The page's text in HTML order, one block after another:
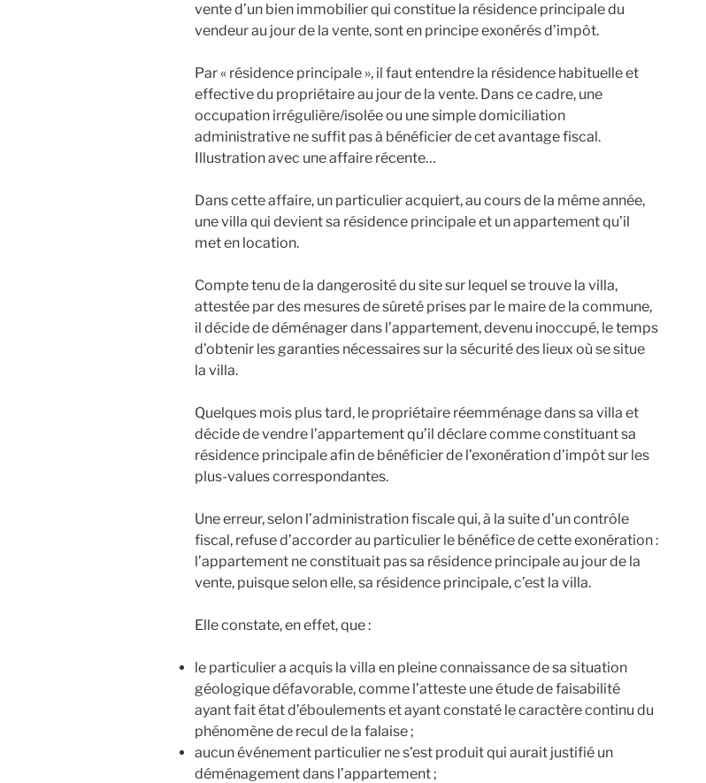
vente d’un bien immobilier qui constitue la résidence principale du
vendeur au jour de la vente, sont en principe exonérés d’impôt.
Par « résidence principale », il faut entendre la résidence habituelle et
effective du propriétaire au jour de la vente. Dans ce cadre, une
occupation irrégulière/isolée ou une simple domiciliation
administrative ne suffit pas à bénéficier de cet avantage fiscal.
Illustration avec une affaire récente…
Dans cette affaire, un particulier acquiert, au cours de la même année,
une villa qui devient sa résidence principale et un appartement qu’il
met en location.
Compte tenu de la dangerosité du site sur lequel se trouve la villa,
attestée par des mesures de sûreté prises par le maire de la commune,
il décide de déménager dans l’appartement, devenu inoccupé, le temps
d’obtenir les garanties nécessaires sur la sécurité des lieux où se situe
la villa.
Quelques mois plus tard, le propriétaire réemménage dans sa villa et
décide de vendre l’appartement qu’il déclare comme constituant sa
résidence principale afin de bénéficier de l’exonération d’impôt sur les
plus-values correspondantes.
Une erreur, selon l’administration fiscale qui, à la suite d’un contrôle
fiscal, refuse d’accorder au particulier le bénéfice de cette exonération :
l’appartement ne constituait pas sa résidence principale au jour de la
vente, puisque selon elle, sa résidence principale, c’est la villa.
Elle constate, en effet, que :
le particulier a acquis la villa en pleine connaissance de sa situation
géologique défavorable, comme l’atteste une étude de faisabilité
ayant fait état d’éboulements et ayant constaté le caractère continu du
phénomène de recul de la falaise ;
aucun événement particulier ne s’est produit qui aurait justifié un
déménagement dans l’appartement ;